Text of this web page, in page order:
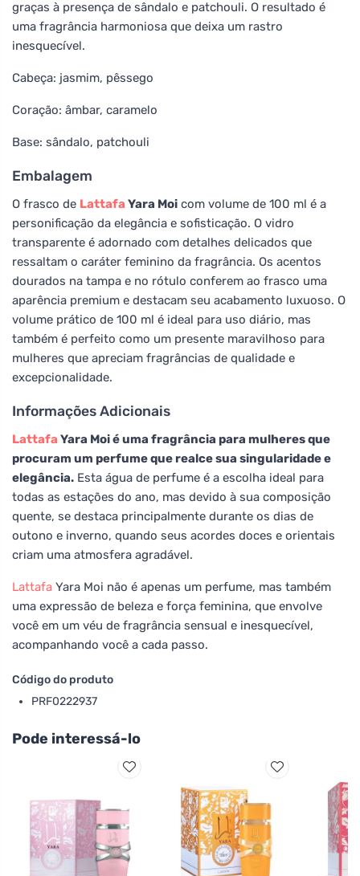
graças à presença de sândalo e patchouli. O resultado é
uma fragrância harmoniosa que deixa um rastro
inesquecível.
Cabeça: jasmim, pêssego
Coração: âmbar, caramelo
Base: sândalo, patchouli
Embalagem
O frasco de Lattafa Yara Moi com volume de 100 ml é a
personificação da elegância e sofisticação. O vidro
transparente é adornado com detalhes delicados que
ressaltam o caráter feminino da fragrância. Os acentos
dourados na tampa e no rótulo conferem ao frasco uma
aparência premium e destacam seu acabamento luxuoso. O
volume prático de 100 ml é ideal para uso diário, mas
também é perfeito como um presente maravilhoso para
mulheres que apreciam fragrâncias de qualidade e
excepcionalidade.
Informações Adicionais
Lattafa Yara Moi é uma fragrância para mulheres que
procuram um perfume que realce sua singularidade e
elegância. Esta água de perfume é a escolha ideal para
todas as estações do ano, mas devido à sua composição
quente, se destaca principalmente durante os dias de
outono e inverno, quando seus acordes doces e orientais
criam uma atmosfera agradável.
Lattafa Yara Moi não é apenas um perfume, mas também
uma expressão de beleza e força feminina, que envolve
você em um véu de fragrância sensual e inesquecível,
acompanhando você a cada passo.
Código do produto
PRF0222937
Pode interessá-lo